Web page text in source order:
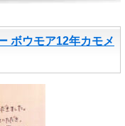
ボウモア12年カモメ